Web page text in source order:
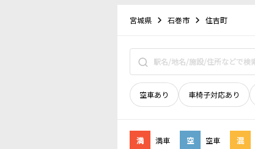
宮城県 石巻市 住吉町
空車あり 車椅子対応あり
満 満車 空 空車 混